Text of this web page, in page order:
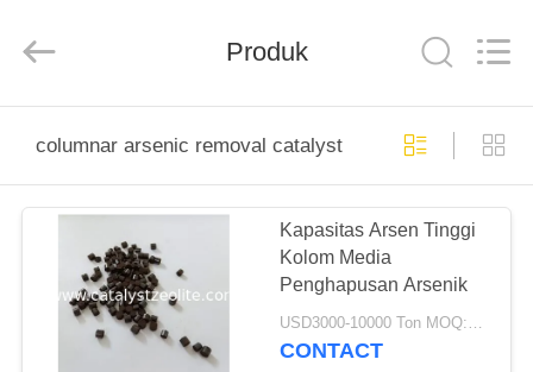
PRODUK
TENTANG
KAMI
Rights
Produk
columnar arsenic removal catalyst
Kapasitas Arsen Tinggi
Kolom Media
Penghapusan Arsenik
USD3000-10000 Ton MOQ:1 KG
CONTACT